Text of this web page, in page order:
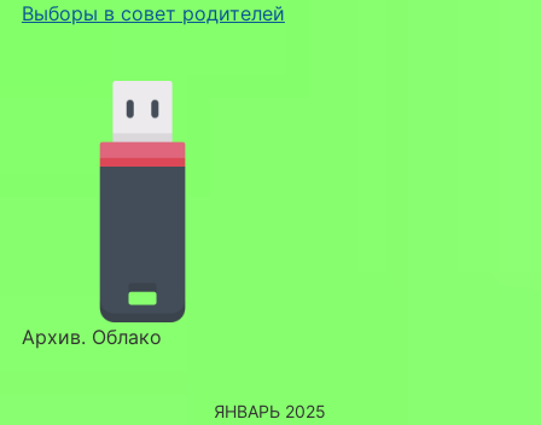
Выборы в совет родителей
Архив. Облако
ЯНВАРЬ 2025